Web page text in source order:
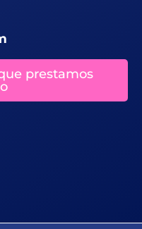
prestamos